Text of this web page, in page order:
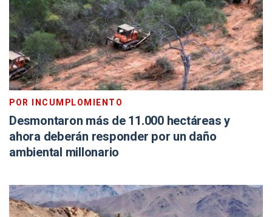
POR INCUMPLOMIENTO
Desmontaron más de 11.000 hectáreas y
ahora deberán responder por un daño
ambiental millonario